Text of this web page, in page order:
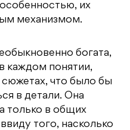
их
механизмом.
богата,
каждом понятии,
что было бы
в детали. Она
только в общих
того, насколько